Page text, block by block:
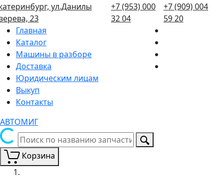
ул.Данилы
23
+7 (953) 000
32 04
+7 (909) 004
59 20
Главная
Каталог
Машины в разборе
Доставка
Юридическим лицам
Выкуп
Контакты
АВТОМИГ
Корзина